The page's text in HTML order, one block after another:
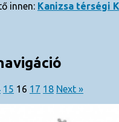
innen: Kanizsa térségi
15 16 17 18 Next »